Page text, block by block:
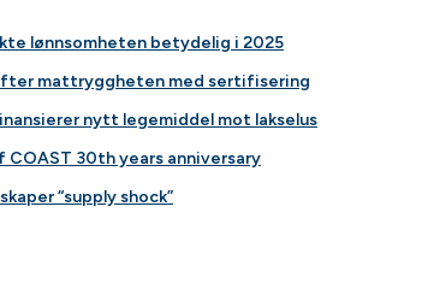
lønnsomheten betydelig i 2025
mattryggheten med sertifisering
nytt legemiddel mot lakselus
COAST 30th years anniversary
“supply shock”